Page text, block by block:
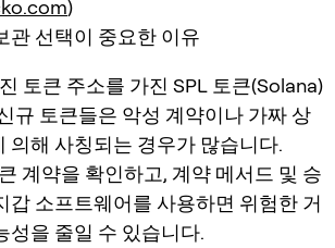
)
관 선택이 중요한 이유
토큰 주소를 가진 SPL 토큰(Solana)
규 토큰들은 악성 계약이나 가짜 상
의해 사칭되는 경우가 많습니다.
계약을 확인하고, 계약 메서드 및 승
갑 소프트웨어를 사용하면 위험한 거
성을 줄일 수 있습니다.